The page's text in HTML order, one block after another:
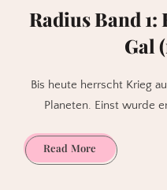
Radius Band
Gal
Bis heute herrscht Krieg
Planeten. Einst wurde
Read MoreRadius
Band